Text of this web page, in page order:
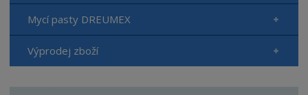
Mycí pasty DREUMEX
Výprodej zboží